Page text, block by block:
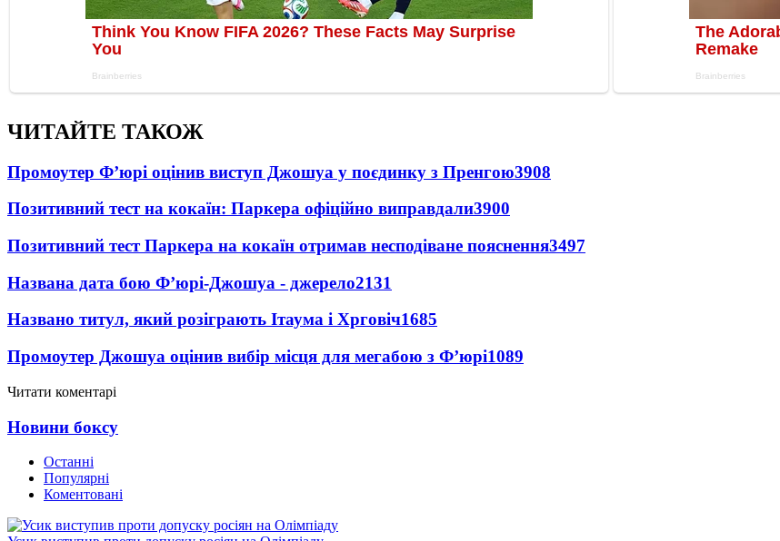
ЧИТАЙТЕ ТАКОЖ
Промоутер Ф’юрі оцінив виступ Джошуа у поєдинку з Пренгою3908
Позитивний тест на кокаїн: Паркера офіційно виправдали3900
Позитивний тест Паркера на кокаїн отримав несподіване пояснення3497
Названа дата бою Ф’юрі-Джошуа - джерело2131
Названо титул, який розіграють Ітаума і Хрговіч1685
Промоутер Джошуа оцінив вибір місця для мегабою з Ф’юрі1089
Читати коментарі
Новини боксу
Останні
Популярні
Коментовані